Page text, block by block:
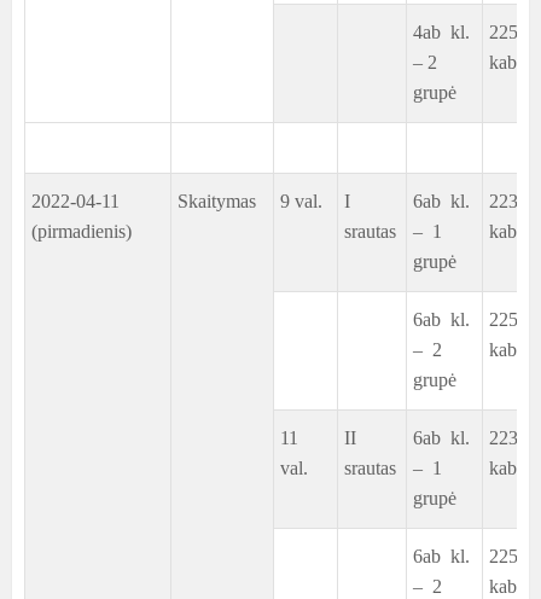
4ab kl.
– 2
grupė
225
kab.
2022-04-11
(pirmadienis)
Skaitymas 9 val.
I
srautas
6ab kl.
– 1
grupė
223
kab.
6ab kl.
– 2
grupė
225
kab.
11
val.
II
srautas
6ab kl.
– 1
grupė
223
kab.
6ab kl.
– 2
225
kab.